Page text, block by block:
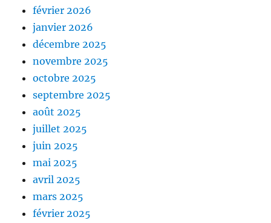
février 2026
janvier 2026
décembre 2025
novembre 2025
octobre 2025
septembre 2025
août 2025
juillet 2025
juin 2025
mai 2025
avril 2025
mars 2025
février 2025